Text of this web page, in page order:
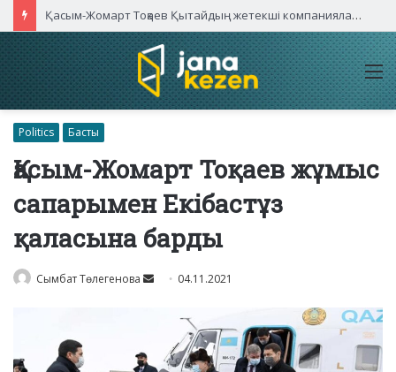
Қасым-Жомарт Тоқаев Қытайдың жетекші компаниялары басшыларымен кездесті
Politics Басты
Қасым-Жомарт Тоқаев жұмыс
сапарымен Екібастұз
қаласына барды
Сымбат Төлегенова
Send
email
04.11.2021